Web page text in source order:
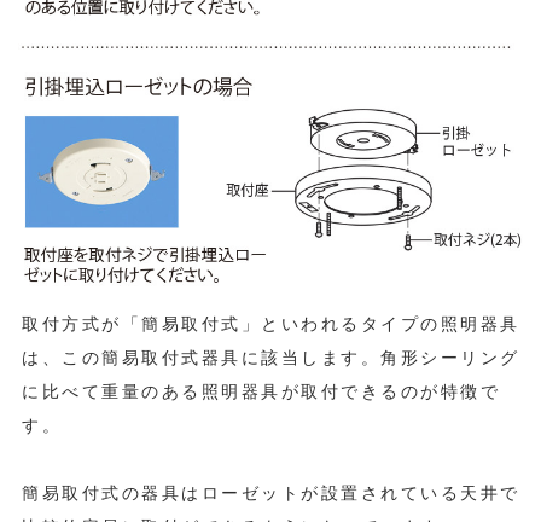
取付方式が「簡易取付式」といわれるタイプの照明器具
は、この簡易取付式器具に該当します。角形シーリング
に比べて重量のある照明器具が取付できるのが特徴で
す。
簡易取付式の器具はローゼットが設置されている天井で